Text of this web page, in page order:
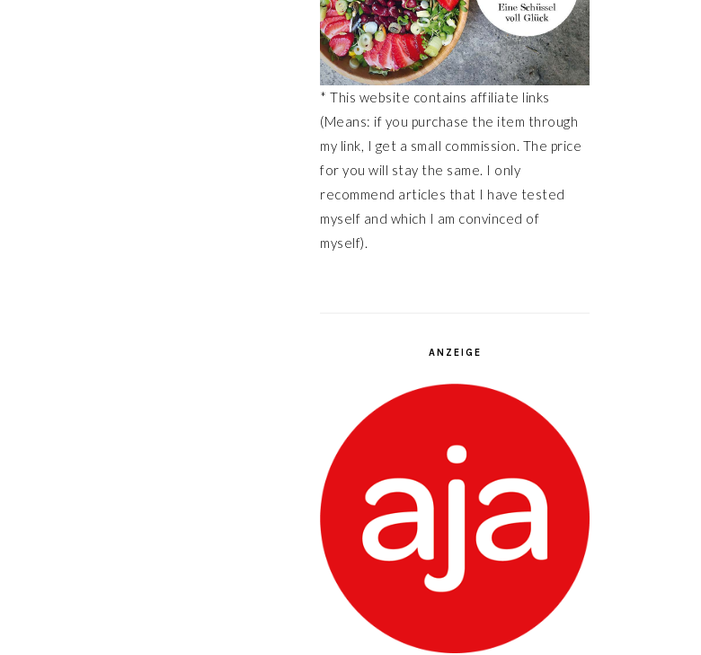
* This website contains affiliate links
(Means: if you purchase the item through
my link, I get a small commission. The price
for you will stay the same. I only
recommend articles that I have tested
myself and which I am convinced of
myself).
ANZEIGE